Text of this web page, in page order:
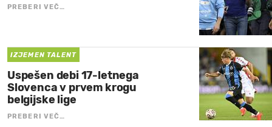
PREBERI VEČ…
IZJEMEN TALENT
Uspešen debi 17-letnega
Slovenca v prvem krogu
belgijske lige
PREBERI VEČ…